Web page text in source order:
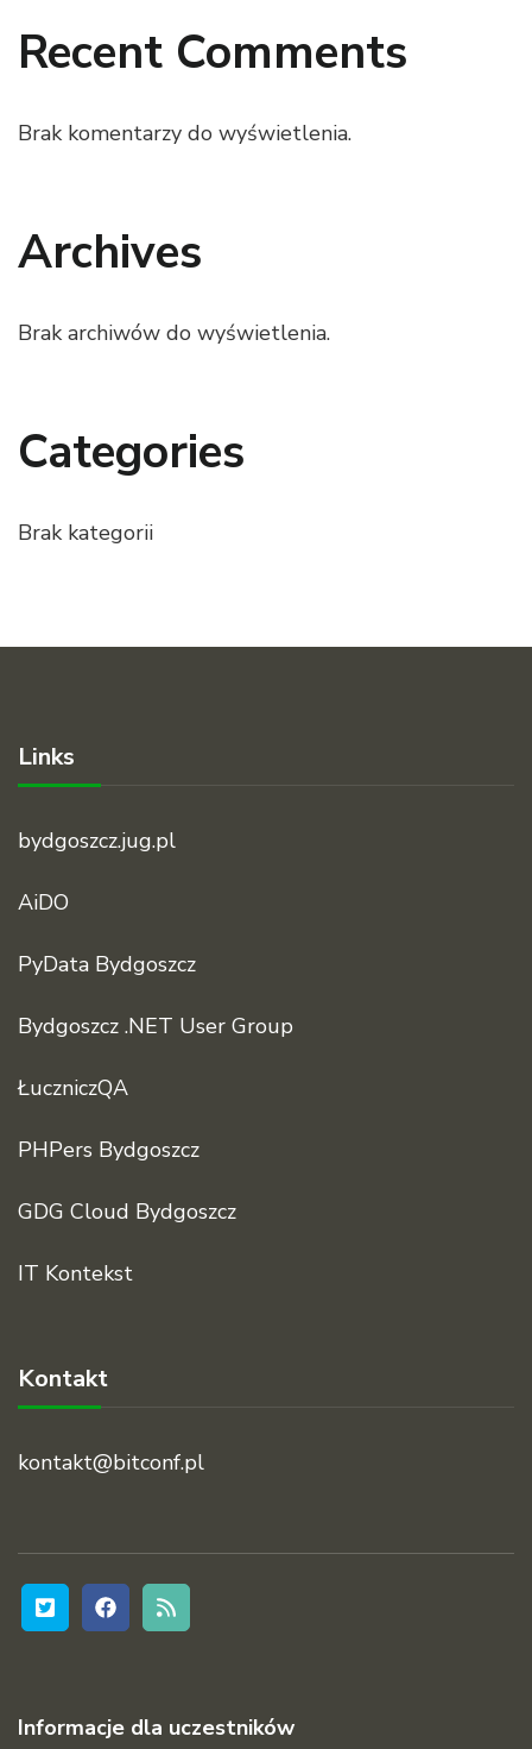
Recent Comments
Brak komentarzy do wyświetlenia.
Archives
Brak archiwów do wyświetlenia.
Categories
Brak kategorii
Links
bydgoszcz.jug.pl
AiDO
PyData Bydgoszcz
Bydgoszcz .NET User Group
ŁuczniczQA
PHPers Bydgoszcz
GDG Cloud Bydgoszcz
IT Kontekst
Kontakt
kontakt@bitconf.pl
Informacje dla uczestników